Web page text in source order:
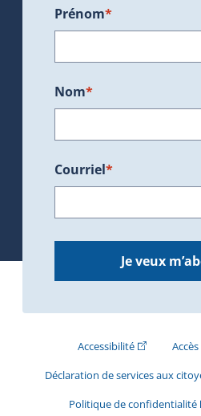
Prénom*
Nom*
Courriel*
Je veux
Accessibilité(Cet
Déclaration de services aux
Politique de confidentialité